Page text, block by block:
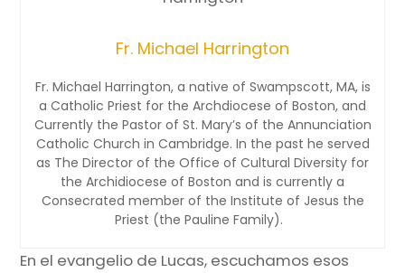
Fr. Michael Harrington
Fr. Michael Harrington, a native of Swampscott, MA, is
a Catholic Priest for the Archdiocese of Boston, and
Currently the Pastor of St. Mary’s of the Annunciation
Catholic Church in Cambridge. In the past he served
as The Director of the Office of Cultural Diversity for
the Archidiocese of Boston and is currently a
Consecrated member of the Institute of Jesus the
Priest (the Pauline Family).
En el evangelio de Lucas, escuchamos esos